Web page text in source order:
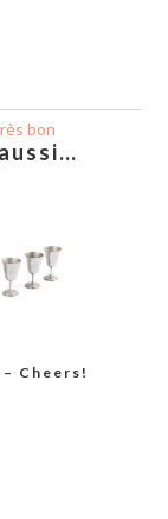
bon
Cheers!